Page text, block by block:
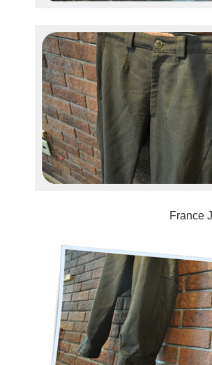
France Jockey